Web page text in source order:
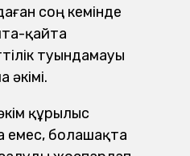
соң кемінде
қайта
туындамауы
әкімі.
құрылыс
емес, болашақта